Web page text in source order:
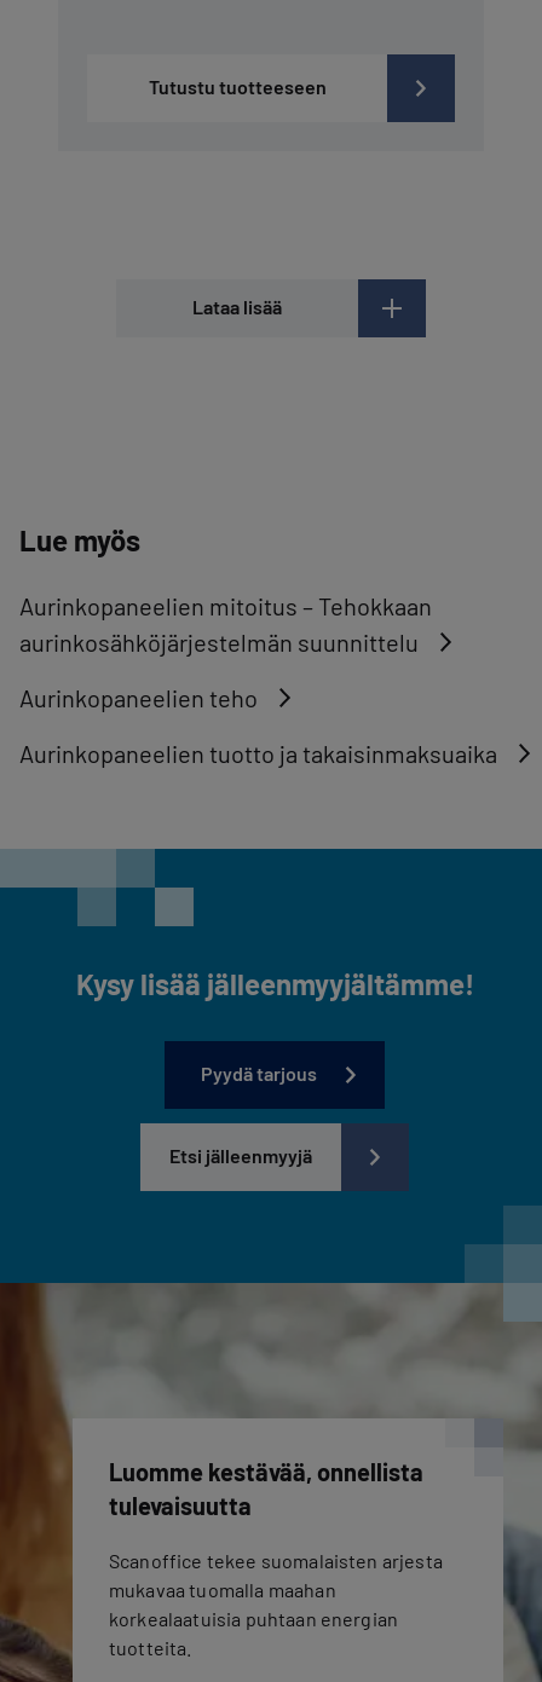
Tutustu tuotteeseen
Lataa lisää
Lue myös
Aurinkopaneelien mitoitus – Tehokkaan
aurinkosähköjärjestelmän suunnittelu
Aurinkopaneelien teho
Aurinkopaneelien tuotto ja takaisinmaksuaika
Kysy lisää jälleenmyyjältämme!
Pyydä tarjous
Etsi jälleenmyyjä
Luomme kestävää, onnellista
tulevaisuutta
Scanoffice tekee suomalaisten arjesta
mukavaa tuomalla maahan
korkealaatuisia puhtaan energian
tuotteita.